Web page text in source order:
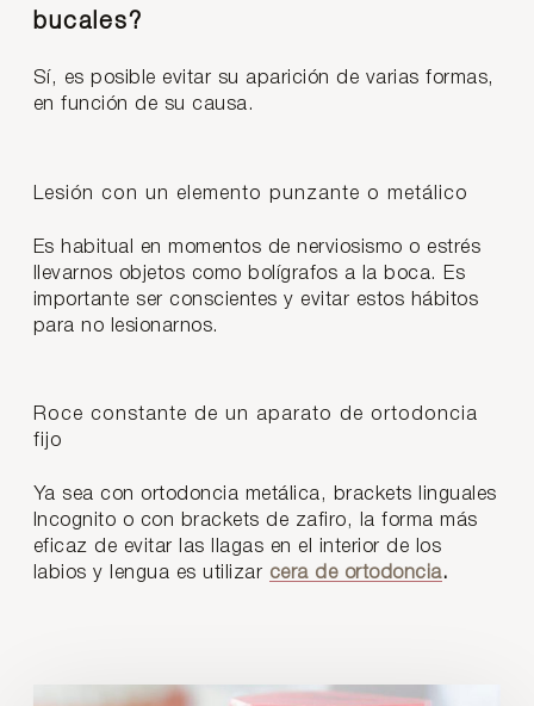
bucales?
Sí, es posible evitar su aparición de varias formas,
en función de su causa.
Lesión con un elemento punzante o metálico
Es habitual en momentos de nerviosismo o estrés
llevarnos objetos como bolígrafos a la boca. Es
importante ser conscientes y evitar estos hábitos
para no lesionarnos.
Roce constante de un aparato de ortodoncia
fijo
Ya sea con ortodoncia metálica, brackets linguales
Incognito o con brackets de zafiro, la forma más
eficaz de evitar las llagas en el interior de los
labios y lengua es utilizar cera de ortodoncia.